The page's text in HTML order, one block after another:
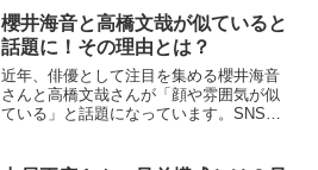
櫻井海音と高橋文哉が似ていると
話題に！その理由とは？
近年、俳優として注目を集める櫻井海音
さんと高橋文哉さんが「顔や雰囲気が似
ている」と話題になっています。SNSや